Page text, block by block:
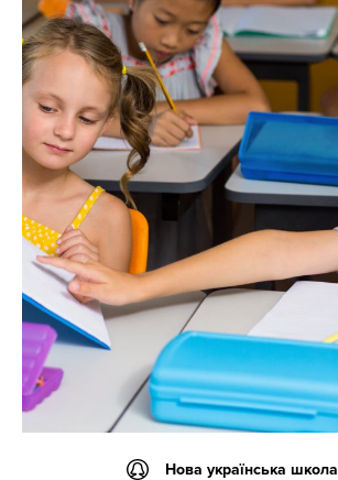
Нова українська школа